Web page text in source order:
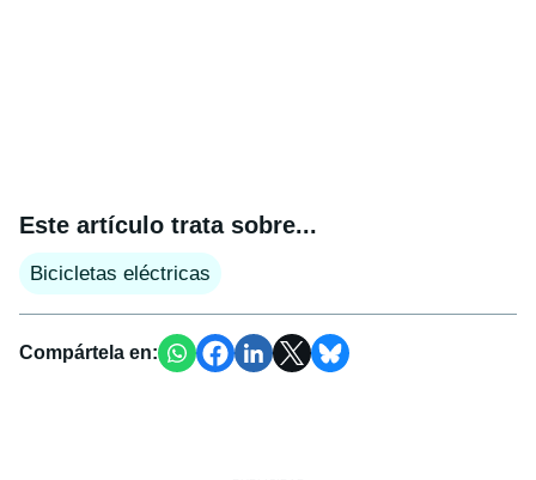
Este artículo trata sobre...
Bicicletas eléctricas
Compártela en: